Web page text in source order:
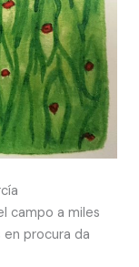
campo a miles
en procura da